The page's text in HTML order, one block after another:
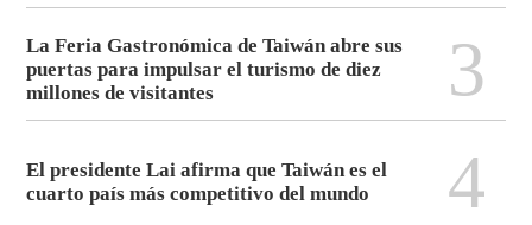
La Feria Gastronómica de Taiwán abre sus
puertas para impulsar el turismo de diez
millones de visitantes
3
El presidente Lai afirma que Taiwán es el
cuarto país más competitivo del mundo
4